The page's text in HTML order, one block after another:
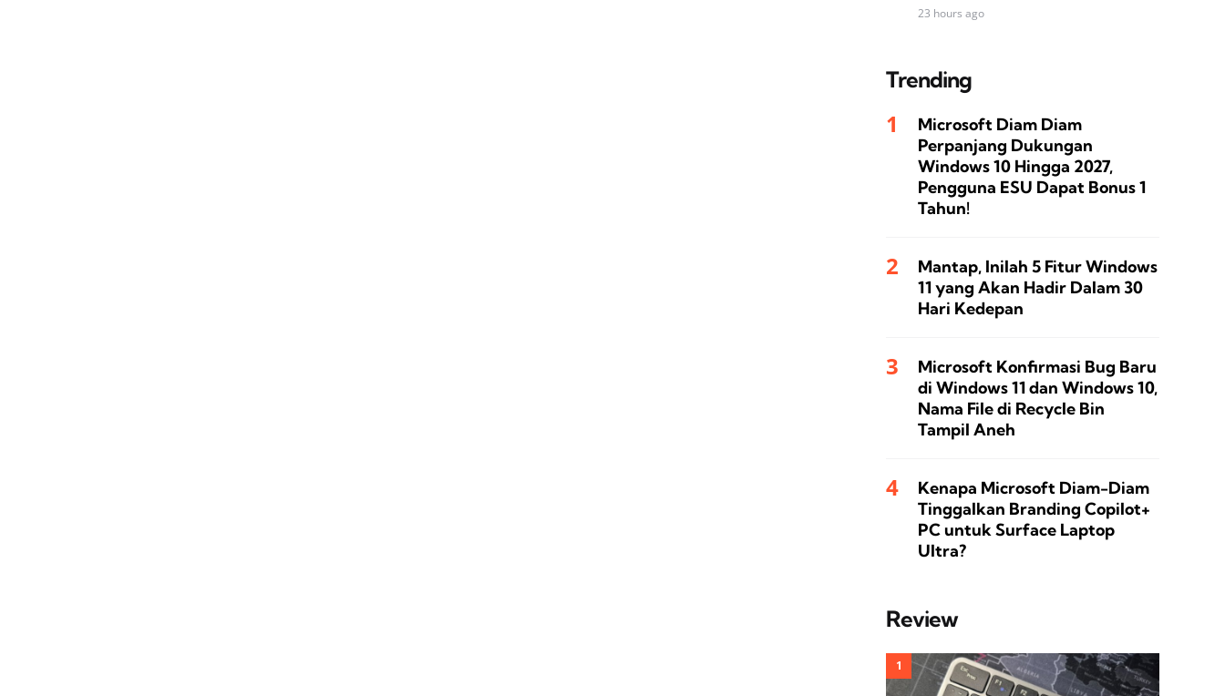
23 hours ago
Trending
Microsoft Diam Diam
Perpanjang Dukungan
Windows 10 Hingga 2027,
Pengguna ESU Dapat Bonus 1
Tahun!
Mantap, Inilah 5 Fitur Windows
11 yang Akan Hadir Dalam 30
Hari Kedepan
Microsoft Konfirmasi Bug Baru
di Windows 11 dan Windows 10,
Nama File di Recycle Bin
Tampil Aneh
Kenapa Microsoft Diam-Diam
Tinggalkan Branding Copilot+
PC untuk Surface Laptop
Ultra?
Review